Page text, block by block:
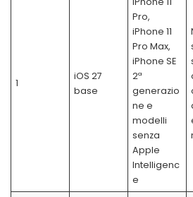
1
iOS 27
base
Pro,
iPhone 11
Pro Max,
iPhone SE
2ª
generazio
ne e
modelli
senza
Apple
Intelligenc
e